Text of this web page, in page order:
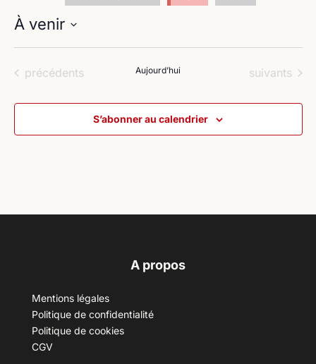
À venir
date.Évènements
précédents Aujourd’hui Évènements
suivants
S’abonner au calendrier
A propos
Mentions légales
Politique de confidentialité
Politique de cookies
CGV